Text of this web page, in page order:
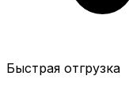
Быстрая отгрузка